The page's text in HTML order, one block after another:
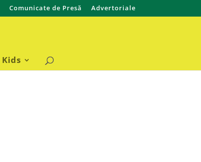
Comunicate de Presă Advertoriale
Kids